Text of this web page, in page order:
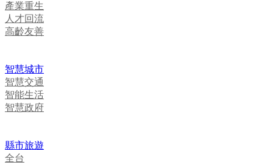
產業重生
人才回流
高齡友善
智慧城市
智慧交通
智能生活
智慧政府
縣市旅遊
全台